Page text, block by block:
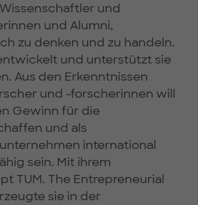
und
und Alumni,
zu denken und zu handeln.
und unterstützt sie
Aus den Erkenntnissen
und -forscherinnen will
Gewinn für die
und als
international
sein. Mit ihrem
TUM. The Entrepreneurial
sie in der